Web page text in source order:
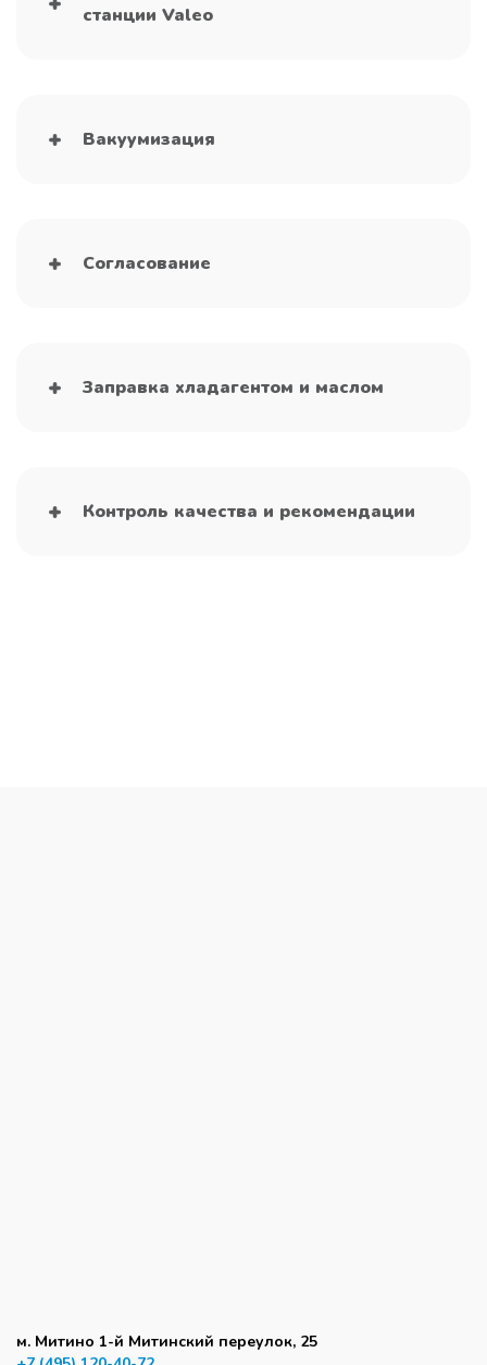
станции Valeo
Вакуумизация
Согласование
Заправка хладагентом и маслом
Контроль качества и рекомендации
м. Митино 1-й Митинский переулок, 25